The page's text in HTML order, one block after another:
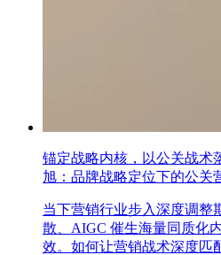
锚定战略内核，以公关战
旭：品牌战略定位下的公关
当下营销行业步入深度调整
散、AIGC 催生海量同质化
效。如何让营销战术深度匹